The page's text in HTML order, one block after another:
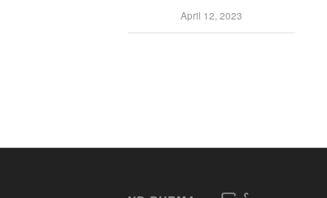
April 12, 2023